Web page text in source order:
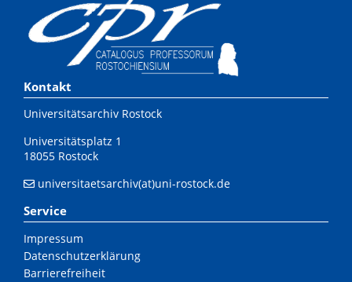
Kontakt
Universitätsarchiv Rostock
Universitätsplatz 1
18055 Rostock
universitaetsarchiv(at)uni-rostock.de
Service
Impressum
Datenschutzerklärung
Barrierefreiheit